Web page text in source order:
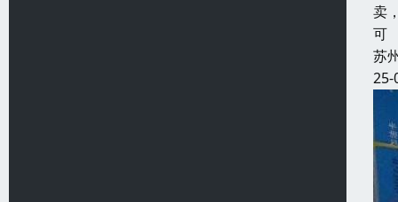
卖
可
苏
25-